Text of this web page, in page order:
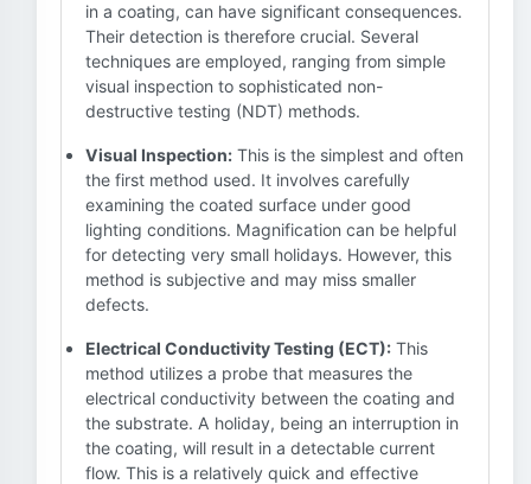
in a coating, can have significant consequences.
Their detection is therefore crucial. Several
techniques are employed, ranging from simple
visual inspection to sophisticated non-
destructive testing (NDT) methods.
Visual Inspection: This is the simplest and often
the first method used. It involves carefully
examining the coated surface under good
lighting conditions. Magnification can be helpful
for detecting very small holidays. However, this
method is subjective and may miss smaller
defects.
Electrical Conductivity Testing (ECT): This
method utilizes a probe that measures the
electrical conductivity between the coating and
the substrate. A holiday, being an interruption in
the coating, will result in a detectable current
flow. This is a relatively quick and effective